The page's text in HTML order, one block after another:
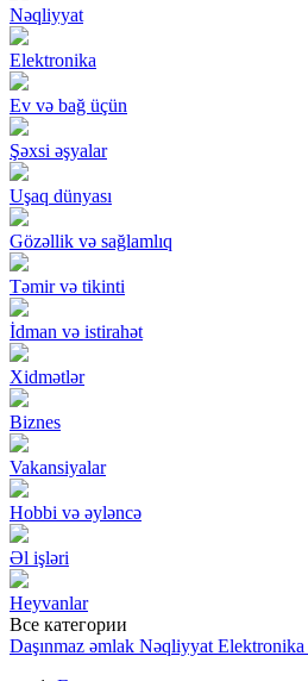
Nəqliyyat
Elektronika
Ev və bağ üçün
Şəxsi əşyalar
Uşaq dünyası
Gözəllik və sağlamlıq
Təmir və tikinti
İdman və istirahət
Xidmətlər
Biznes
Vakansiyalar
Hobbi və əyləncə
Əl işləri
Heyvanlar
Все категории
Daşınmaz əmlak Nəqliyyat Elektronika